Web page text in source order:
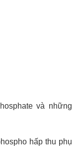
và những
hấp thu phụ